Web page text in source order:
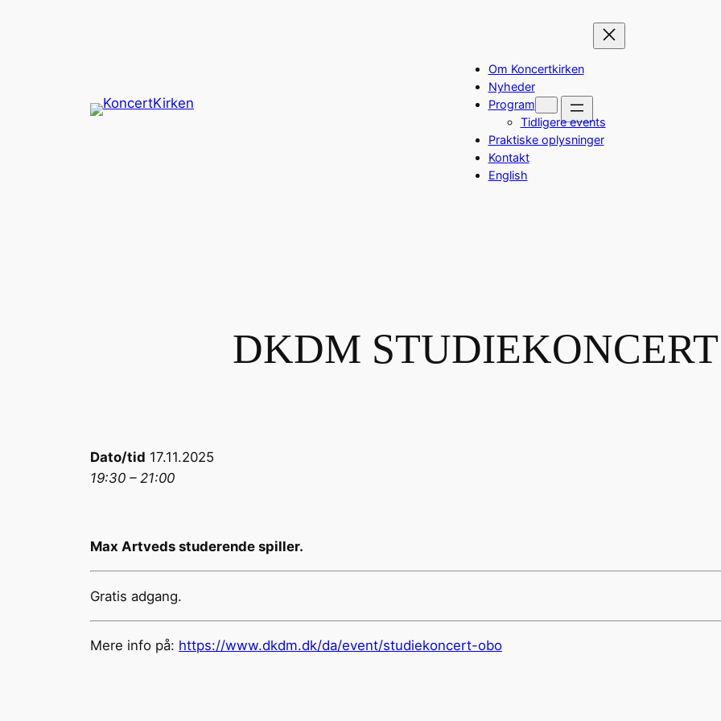
Om Koncertkirken
Nyheder
Program
Tidligere events
Praktiske oplysninger
Kontakt
English
DKDM
Dato/tid 17.11.2025
19:30 – 21:00
Max Artveds studerende spiller.
Gratis adgang.
Mere info på: https://www.dkdm.dk/da/event/studiekoncert-obo